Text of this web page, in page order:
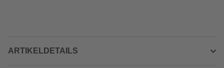
ARTIKELDETAILS